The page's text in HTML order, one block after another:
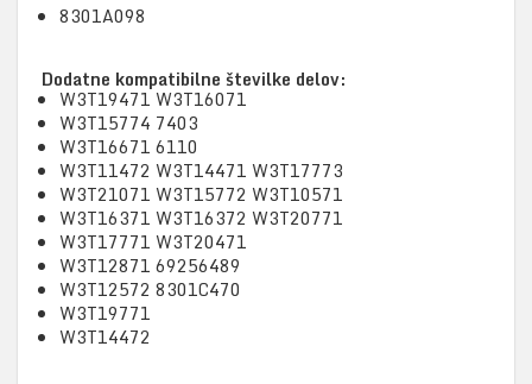
8301A098
Dodatne kompatibilne številke delov:
W3T19471 W3T16071
W3T15774 7403
W3T16671 6110
W3T11472 W3T14471 W3T17773
W3T21071 W3T15772 W3T10571
W3T16371 W3T16372 W3T20771
W3T17771 W3T20471
W3T12871 69256489
W3T12572 8301C470
W3T19771
W3T14472